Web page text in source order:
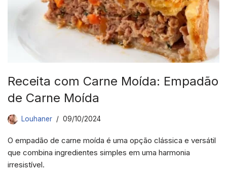
Receita com Carne Moída: Empadão
de Carne Moída
Louhaner 09/10/2024
O empadão de carne moída é uma opção clássica e versátil
que combina ingredientes simples em uma harmonia
irresistível.